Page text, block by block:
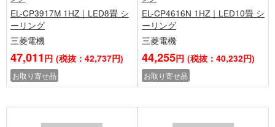
EL-CP3917M 1HZ｜LED8畳 シ
ーリング
三菱電機
47,011 円 (税抜：42,737円)
お取り寄せ品
EL-CP4616N 1HZ｜LED10畳 シ
ーリング
三菱電機
44,255円 (税抜：40,232円)
お取り寄せ品